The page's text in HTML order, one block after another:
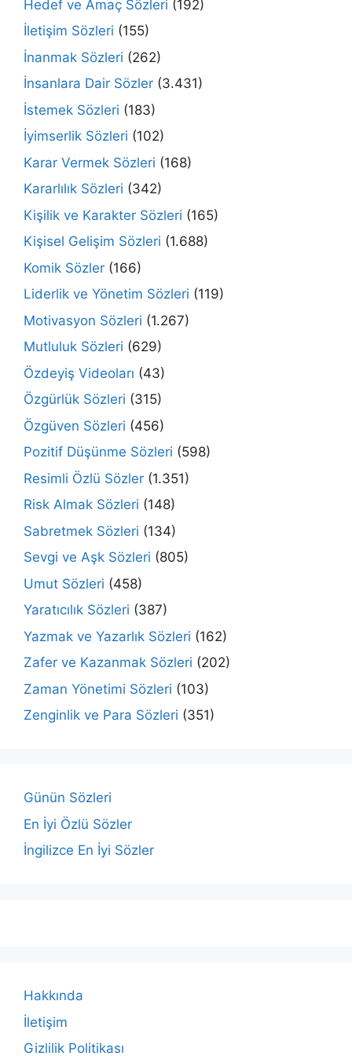
Hedef ve Amaç Sözleri (192)
İletişim Sözleri (155)
İnanmak Sözleri (262)
İnsanlara Dair Sözler (3.431)
İstemek Sözleri (183)
İyimserlik Sözleri (102)
Karar Vermek Sözleri (168)
Kararlılık Sözleri (342)
Kişilik ve Karakter Sözleri (165)
Kişisel Gelişim Sözleri (1.688)
Komik Sözler (166)
Liderlik ve Yönetim Sözleri (119)
Motivasyon Sözleri (1.267)
Mutluluk Sözleri (629)
Özdeyiş Videoları (43)
Özgürlük Sözleri (315)
Özgüven Sözleri (456)
Pozitif Düşünme Sözleri (598)
Resimli Özlü Sözler (1.351)
Risk Almak Sözleri (148)
Sabretmek Sözleri (134)
Sevgi ve Aşk Sözleri (805)
Umut Sözleri (458)
Yaratıcılık Sözleri (387)
Yazmak ve Yazarlık Sözleri (162)
Zafer ve Kazanmak Sözleri (202)
Zaman Yönetimi Sözleri (103)
Zenginlik ve Para Sözleri (351)
Günün Sözleri
En İyi Özlü Sözler
İngilizce En İyi Sözler
Hakkında
İletişim
Gizlilik Politikası